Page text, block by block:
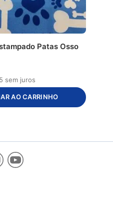
Patas Osso
sem juros
AO CARRINHO